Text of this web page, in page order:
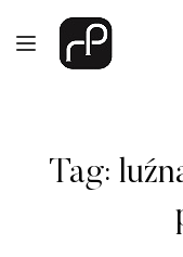
Tag: